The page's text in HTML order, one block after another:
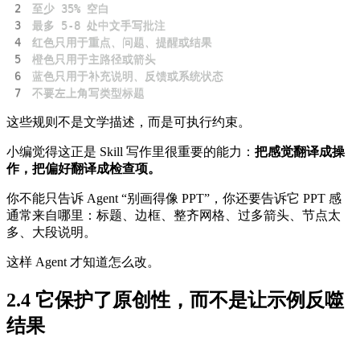
2
3
4
5
橙色只用于主路径或箭头
6
7
不要左上角写类型标题
这些规则不是文学描述，而是可执行约束。
小编觉得这正是 Skill 写作里很重要的能力： 把感觉翻译成操
作，把偏好翻译成检查项。
你不能只告诉 Agent “别画得像 PPT”，你还要告诉它 PPT 感
通常来自哪里：标题、边框、整齐网格、过多箭头、节点太
多、大段说明。
这样 Agent 才知道怎么改。
2.4 它保护了原创性，而不是让示例反噬
结果